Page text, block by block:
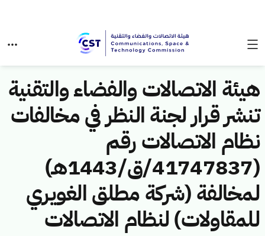
هيئة الاتصالات والفضاء والتقنية
تنشر قرار لجنة النظر في مخالفات
نظام الاتصالات رقم
(41747837/ق/1443هـ)
لمخالفة (شركة مطلق الغويري
للمقاولات) لنظام الاتصالات